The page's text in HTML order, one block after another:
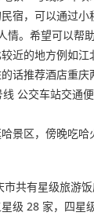
宿，可以通过小
情。希望可以帮
近的地方例如
话推荐酒店重
公交车站交通
景区，傍晚吃
市共有星级旅游
星级 28 家，四星